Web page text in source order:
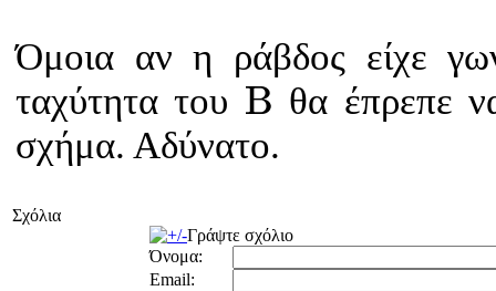
Όμοια αν η ράβδος είχε
ταχύτητα του B
Β θα έπρεπε
σχήμα. Αδύνατο.
Σχόλια
Γράψτε σχόλιο
Όνομα:
Email: